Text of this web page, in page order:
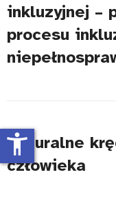
inkluzyjnej –
procesu
Naturalne
człowieka
accessibility_new